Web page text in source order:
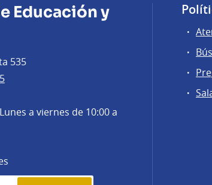
Educación y
535
Lunes a viernes de 10:00 a